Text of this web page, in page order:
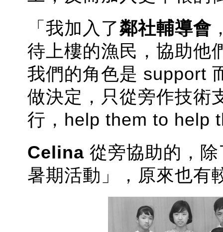
「我加入了鄰社輔導會
待上樓的漁民，協助他
我們的角色是 support
做決定，只從旁作技術
行，help them to help
Celina 從旁協助的，
暑期活動」，原來也有